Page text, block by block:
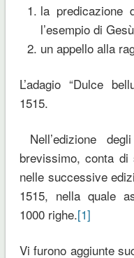
la predicazione
l’esempio di Gesù
un appello alla
L’adagio “Dulce
1515.
Nell’edizione
brevissimo, conta
nelle successive
1515, nella quale
1000 righe.[1]
Vi furono aggiunte